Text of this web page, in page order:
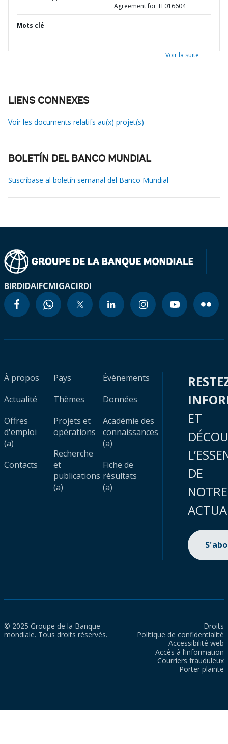
Agreement for TF016604
Mots clé
Voir la suite
LIENS CONNEXES
Voir les documents relatifs au(x) projet(s)
BOLETÍN DEL BANCO MUNDIAL
Suscríbase al boletín semanal del Banco Mundial
BIRDIDAIFCMIGACIRDI
À propos
Actualité
Offres
d'emploi
(a)
Contacts
Pays
Thèmes
Projets et
opérations
Recherche
et
publications
(a)
Évènements
Données
Académie des
connaissances
(a)
Fiche de
résultats
(a)
ET
DE
NOTRE
© 2025 Groupe de la Banque
mondiale. Tous droits réservés.
Droits
Politique de confidentialité
Accessibilité web
Accès à l’information
Courriers frauduleux
Porter plainte